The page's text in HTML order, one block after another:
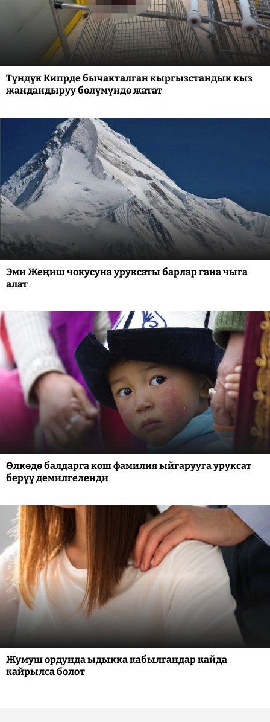
Түндүк Кипрде бычакталган кыргызстандык кыз
жандандыруу бөлүмүндө жатат
Эми Жеңиш чокусуна уруксаты барлар гана чыга
алат
Өлкөдө балдарга кош фамилия ыйгарууга уруксат
берүү демилгеленди
Жумуш ордунда ыдыкка кабылгандар кайда
кайрылса болот